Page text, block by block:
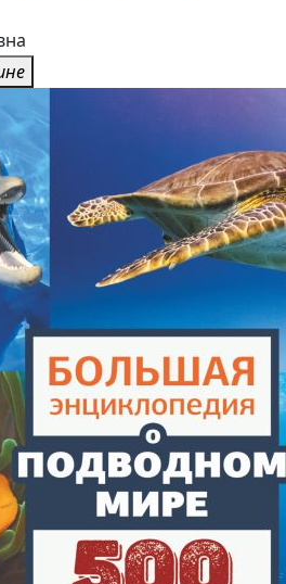
о
и фактов
Вайткене Любовь
Владимирович и др.